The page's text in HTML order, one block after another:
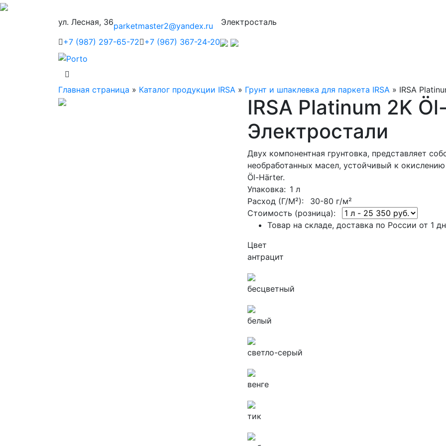
ул. Лесная, 36parketmaster2@yandex.ru
Электросталь
+7 (987) 297-65-72 +7 (967) 367-24-20
Главная страница » Каталог продукции IRSA » Грунт и шпаклевка для паркета IRSA » IRSA
IRSA Platinum 2K
Электростали
Двух компонентная грунтовка, представляет
необработанных масел, устойчивый к
Öl-Härter.
Упаковка: 1 л
Расход (Г/М²): 30-80 г/м²
Стоимость (розница):
Товар на складе, доставка по России от 1
Цвет
антрацит
бесцветный
белый
светло-серый
венге
тик